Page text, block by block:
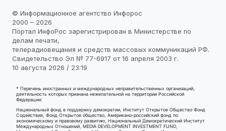
© Информационное агентство Инфорос
2000 – 2026
Портал ИнфоРос зарегистрирован в Министерстве по
делам печати,
телерадиовещания и средств массовых коммуникаций РФ.
Свидетельство Эл № 77-6917 от 16 апреля 2003 г.
10 августа 2026 / 23:19